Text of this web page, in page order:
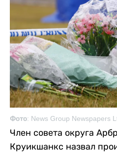
Фото: News Group Newspapers
Член совета округа
Круикшанкс назвал